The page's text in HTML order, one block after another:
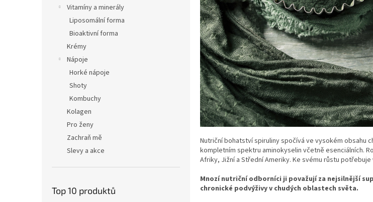
Vitamíny a minerály
Liposomální forma
Bioaktivní forma
Krémy
Nápoje
Horké nápoje
Shoty
Kombuchy
Kolagen
Pro ženy
Zachraň mě
Slevy a akce
Top 10 produktů
Nutriční bohatství spiruliny spočívá ve vysokém obsahu
kompletním spektru aminokyselin včetně esenciálních.
Afriky, Jižní a Střední Ameriky. Ke svému růstu
Mnozí nutriční odborníci ji považují za nejsilnější
chronické podvýživy v chudých oblastech světa.